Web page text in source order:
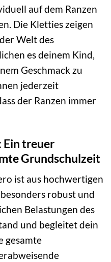
auf dem Ranzen
Die Kletties zeigen
Welt des
es deinem Kind,
Geschmack zu
jederzeit
der Ranzen immer
Ein treuer
Grundschulzeit
ist aus hochwertigen
robust und
Belastungen des
und begleitet dein
gesamte